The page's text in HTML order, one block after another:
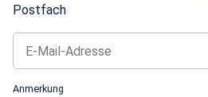
Postfach
Anmerkung